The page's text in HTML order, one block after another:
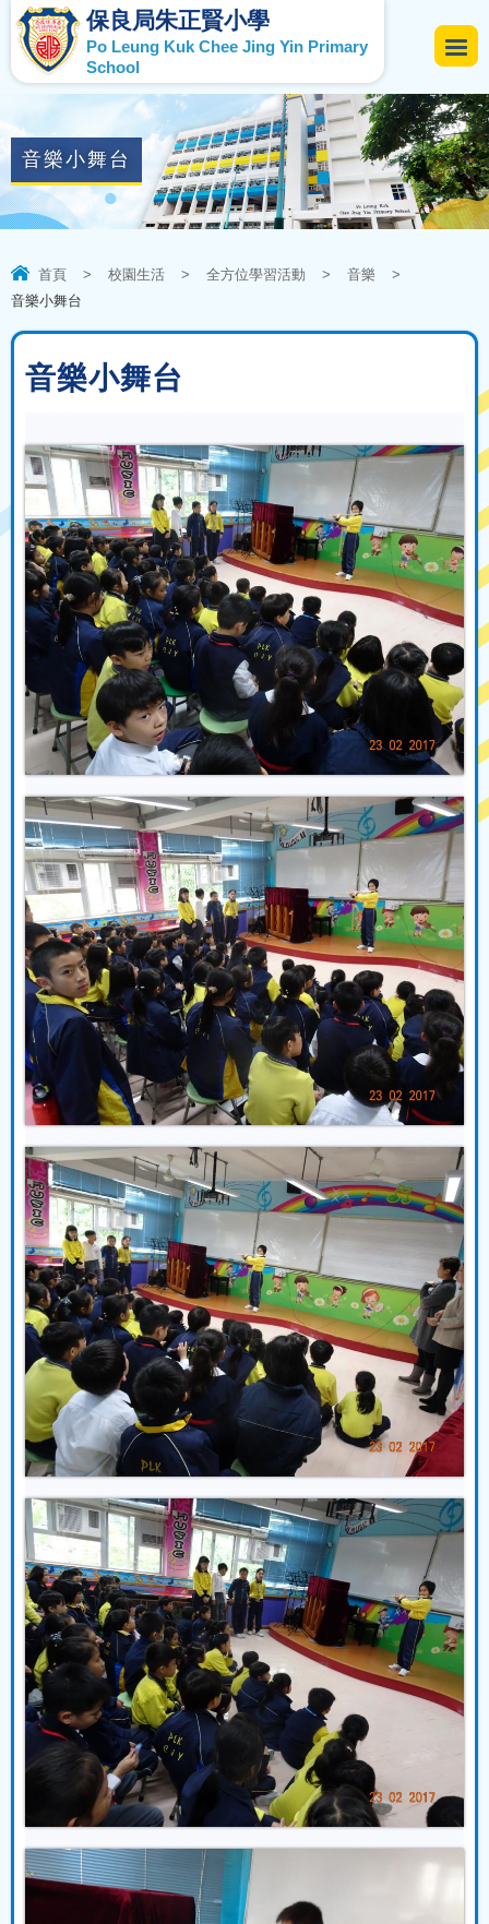
保良局朱正賢小學
Po Leung Kuk Chee Jing Yin Primary
School
音樂小舞台
首頁 > 校園生活 > 全方位學習活動 > 音樂
>
音樂小舞台
音樂小舞台